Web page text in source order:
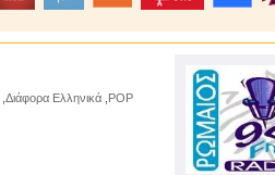
Διάφορα Ελληνικά POP